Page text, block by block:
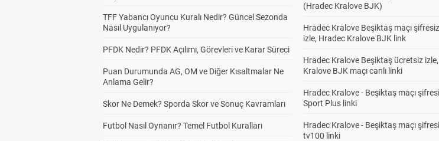
TFF Yabancı Oyuncu Kuralı Nedir? Güncel Sezonda
Nasıl Uygulanıyor?
PFDK Nedir? PFDK Açılımı, Görevleri ve Karar Süreci
Puan Durumunda AG, OM ve Diğer Kısaltmalar Ne
Anlama Gelir?
Skor Ne Demek? Sporda Skor ve Sonuç Kavramları
Futbol Nasıl Oynanır? Temel Futbol Kuralları
(Hradec Kralove BJK)
Hradec Kralove Beşiktaş maçı
izle, Hradec Kralove BJK link
Hradec Kralove Beşiktaş ücretsiz
Kralove BJK maçı canlı linki
Hradec Kralove - Beşiktaş maçı
Sport Plus linki
Hradec Kralove - Beşiktaş maçı
tv100 linki